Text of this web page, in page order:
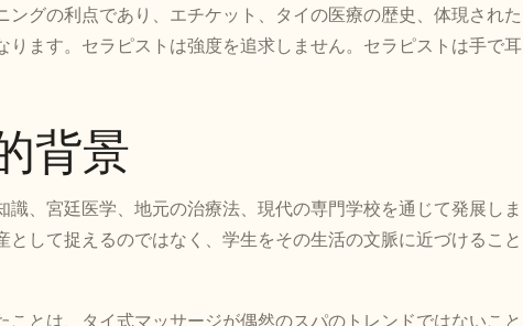
グの利点であり、エチケット、タイの医療の歴史、体現された
ます。セラピストは強度を追求しません。セラピストは手で耳
背景
、宮廷医学、地元の治療法、現代の専門学校を通じて発展しま
して捉えるのではなく、学生をその生活の文脈に近づけること
とは、タイ式マッサージが偶然のスパのトレンドではないこと